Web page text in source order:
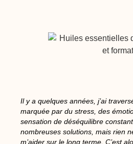
Il y a quelques années, j’ai
marquée par du stress, des
sensation de déséquilibre
nombreuses solutions, mais rien
m’aider sur le long terme. C’est